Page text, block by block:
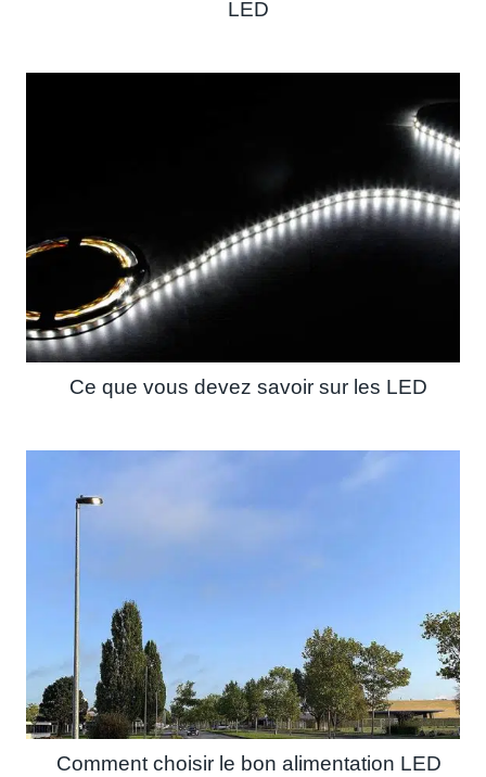
LED
Ce que vous devez savoir sur les LED
Comment choisir le bon alimentation LED